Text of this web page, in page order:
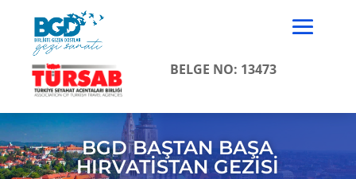
BELGE NO: 13473
BGD BAŞTAN BAŞA
HIRVATİSTAN GEZİSİ